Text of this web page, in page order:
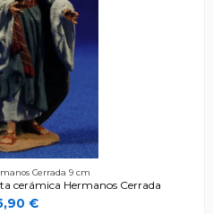
Cerrada 9 cm
cerámica Hermanos Cerrada
€